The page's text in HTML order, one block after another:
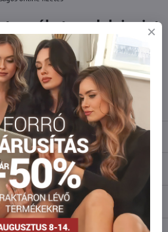
terméket rendelni mint
van?
lépni velünk, raktárra szállítjuk az árut!